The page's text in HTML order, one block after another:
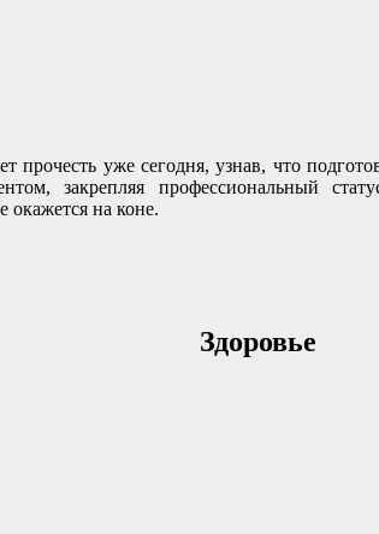
уже сегодня, узнав, что
закрепляя профессиональный
окажется на коне.
Здоровье